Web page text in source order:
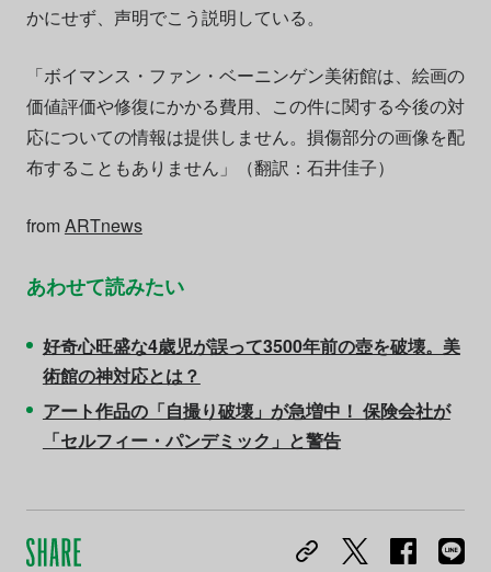
かにせず、声明でこう説明している。
「ボイマンス・ファン・ベーニンゲン美術館は、絵画の
価値評価や修復にかかる費用、この件に関する今後の対
応についての情報は提供しません。損傷部分の画像を配
布することもありません」（翻訳：石井佳子）
fromARTnews
あわせて読みたい
好奇心旺盛な4歳児が誤って3500年前の壺を破壊。美
術館の神対応とは？
アート作品の「自撮り破壊」が急増中！ 保険会社が
「セルフィー・パンデミック」と警告